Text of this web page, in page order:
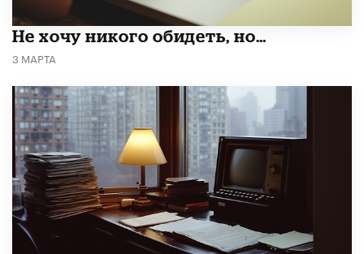
Не хочу никого обидеть, но…
3 МАРТА